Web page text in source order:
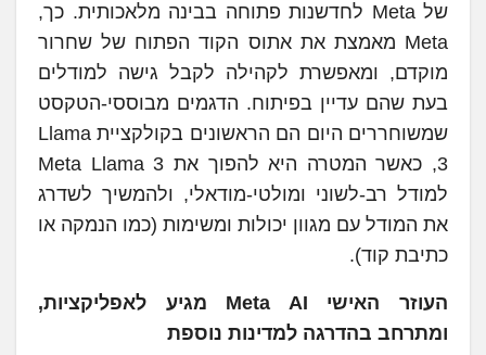
של Meta לחדשנות פתוחה בבינה מלאכותית. כך,
Meta מאמצת את אתוס הקוד הפתוח של שחרור
מוקדם, ומאפשרת לקהילה לקבל גישה למודלים
בעת שהם עדיין בפיתוח. הדגמים מבוססי-הטקסט
שמשוחררים היום הם הראשונים בקולקציית Llama
3, כאשר המטרה היא להפוך את Meta Llama 3
למודל רב-לשוני ומולטי-מודאלי, ולהמשיך לשדרג
את המודל עם מגוון יכולות ומשימות (כמו הנמקה או
כתיבת קוד).
העוזר האישי Meta AI מגיע לאפליקציות,
ומתרחב בהדרגה למדינות נוספת